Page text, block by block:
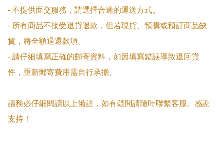
- 不提供面交服務，請選擇合適的運送方式。
- 所有商品不接受退貨退款，但若現貨、預購或預訂商品缺
貨，將全額退還款項。
- 請仔細填寫正確的郵寄資料，如因填寫錯誤導致退回貨
件，重新郵寄費用需自行承擔。
請務必仔細閱讀以上備註，如有疑問請隨時聯繫客服。感謝
支持！